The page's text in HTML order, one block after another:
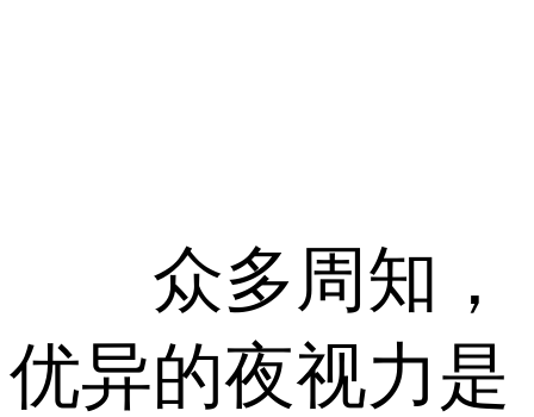
众多周知，
优异的夜视力是